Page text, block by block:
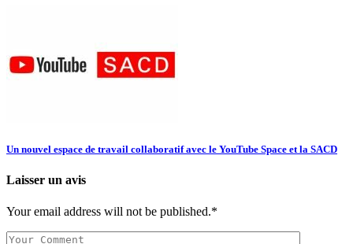
Un nouvel espace de travail collaboratif avec le YouTube Space et la SACD
Laisser un avis
Your email address will not be published.*